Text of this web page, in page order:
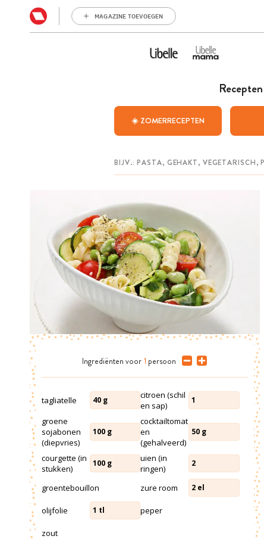
MAGAZINE TOEVOEGEN
Recepten
☀️ ZOMERRECEPTEN
Ingrediënten voor 1 persoon
tagliatelle 40 g
citroen (schil
en sap)
1
groene
sojabonen
(diepvries)
100 g
cocktailtomat
en
(gehalveerd)
50 g
courgette (in
stukken)
100 g
uien (in
ringen)
2
groentebouillon zure room 2 el
olijfolie 1 tl peper
zout